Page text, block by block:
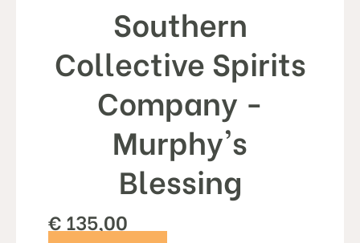
Southern
Collective Spirits
Company -
Murphy's
Blessing
€ 135,00